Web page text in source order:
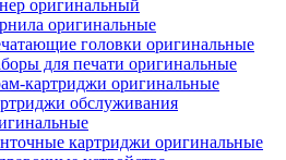
оригинальный
оригинальные
головки оригинальные
для печати оригинальные
картриджи оригинальные
обслуживания
картриджи оригинальные